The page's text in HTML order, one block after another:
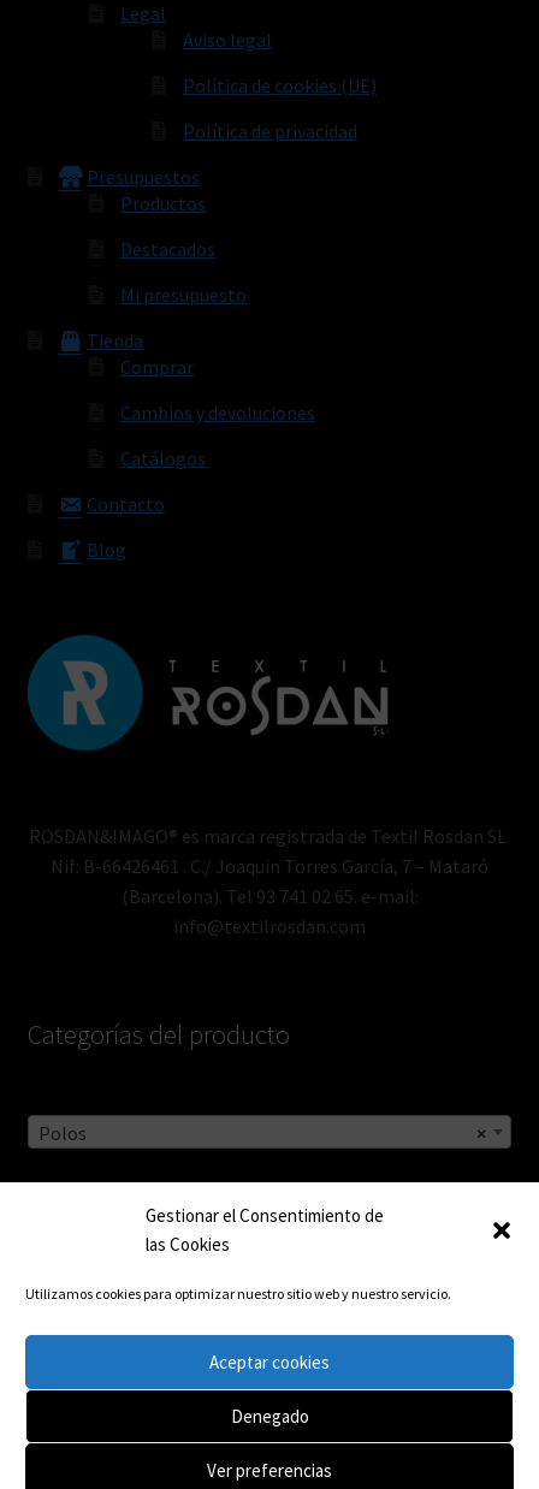
Gestionar el Consentimiento de
las Cookies
Utilizamos cookies para optimizar nuestro sitio web y nuestro servicio.
Aceptar cookies
Denegado
Ver preferencias
Legal
Aviso legal
Política de cookies (UE)
Política de privacidad
Presupuestos
Productos
Destacados
Mi presupuesto
Tienda
Comprar
Cambios y devoluciones
Catálogos
Contacto
Blog
ROSDAN&IMAGO® es marca registrada de Textil Rosdan SL.
Nif: B-66426461 . C./ Joaquin Torres García, 7 – Mataró
(Barcelona). Tel 93 741 02 65. e-mail:
info@textilrosdan.com
Categorías del producto
×
Polos
Entradas recientes
365 días llenos de solidaridad